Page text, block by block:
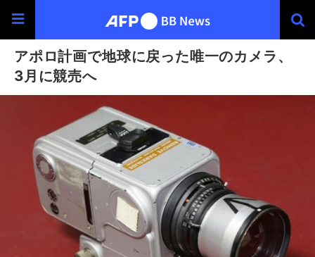
アポロ計画で地球に戻った唯一のカメラ、
3月に競売へ